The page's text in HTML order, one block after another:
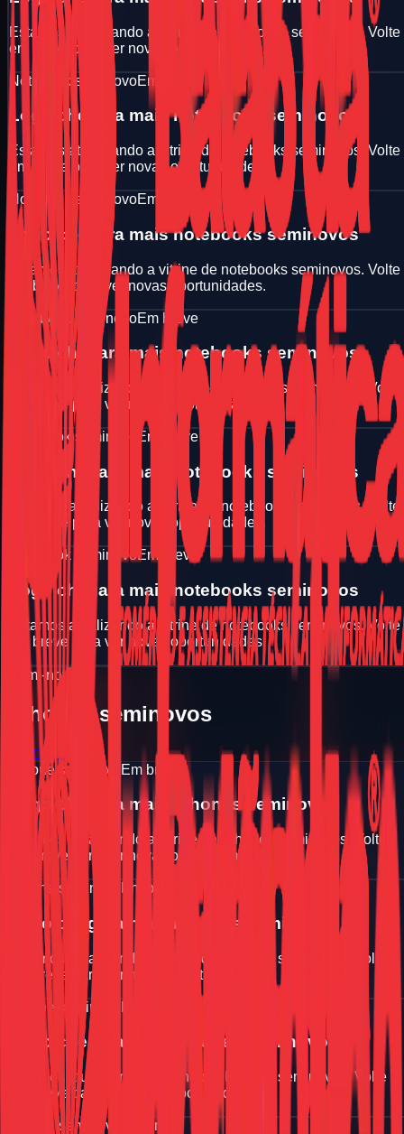
Estamos atualizando a vitrine de notebooks seminovos. Volte
em breve para ver novas oportunidades.
Notebook seminovoEm breve
Logo chegara mais notebooks seminovos
Estamos atualizando a vitrine de notebooks seminovos. Volte
em breve para ver novas oportunidades.
Notebook seminovoEm breve
Logo chegara mais notebooks seminovos
Estamos atualizando a vitrine de notebooks seminovos. Volte
em breve para ver novas oportunidades.
Notebook seminovoEm breve
Logo chegara mais notebooks seminovos
Estamos atualizando a vitrine de notebooks seminovos. Volte
em breve para ver novas oportunidades.
Notebook seminovo Em breve
Logo chegara mais notebooks seminovos
Estamos atualizando a vitrine de notebooks seminovos. Volte
em breve para ver novas oportunidades.
Notebook seminovoEm breve
Logo chegara mais notebooks seminovos
Estamos atualizando a vitrine de notebooks seminovos. Volte
em breve para ver novas oportunidades.
Semi-novo
iPhones seminovos
Ver mais
iPhone seminovo
Em breve
Logo chegara mais iPhones seminovos
Estamos atualizando a vitrine de iPhones seminovos. Volte
em breve para ver novas oportunidades.
iPhone seminovo Em breve
Logo chegara mais iPhones seminovos
Estamos atualizando a vitrine de iPhones seminovos. Volte
em breve para ver novas oportunidades.
iPhone seminovo
Logo chegara mais iPhones seminovos
Estamos atualizando a vitrine de iPhones seminovos. Volte
em breve para ver novas oportunidades.
iPhone seminovo Em breve